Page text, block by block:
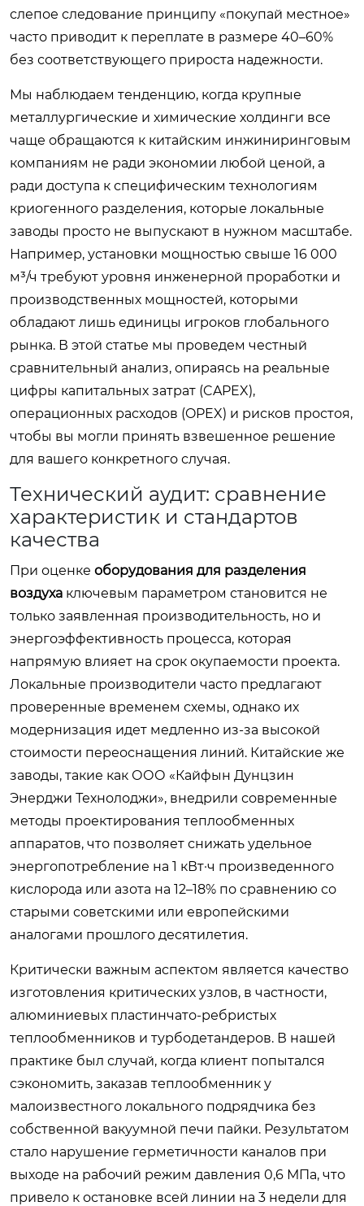
слепое следование принципу «покупай местное»
часто приводит к переплате в размере 40–60%
без соответствующего прироста надежности.
Мы наблюдаем тенденцию, когда крупные
металлургические и химические холдинги все
чаще обращаются к китайским инжиниринговым
компаниям не ради экономии любой ценой, а
ради доступа к специфическим технологиям
криогенного разделения, которые локальные
заводы просто не выпускают в нужном масштабе.
Например, установки мощностью свыше 16 000
м³/ч требуют уровня инженерной проработки и
производственных мощностей, которыми
обладают лишь единицы игроков глобального
рынка. В этой статье мы проведем честный
сравнительный анализ, опираясь на реальные
цифры капитальных затрат (CAPEX),
операционных расходов (OPEX) и рисков простоя,
чтобы вы могли принять взвешенное решение
для вашего конкретного случая.
Технический аудит: сравнение
характеристик и стандартов
качества
При оценке оборудования для разделения
воздуха ключевым параметром становится не
только заявленная производительность, но и
энергоэффективность процесса, которая
напрямую влияет на срок окупаемости проекта.
Локальные производители часто предлагают
проверенные временем схемы, однако их
модернизация идет медленно из-за высокой
стоимости переоснащения линий. Китайские же
заводы, такие как ООО «Кайфын Дунцзин
Энерджи Технолоджи», внедрили современные
методы проектирования теплообменных
аппаратов, что позволяет снижать удельное
энергопотребление на 1 кВт·ч произведенного
кислорода или азота на 12–18% по сравнению со
старыми советскими или европейскими
аналогами прошлого десятилетия.
Критически важным аспектом является качество
изготовления критических узлов, в частности,
алюминиевых пластинчато-ребристых
теплообменников и турбодетандеров. В нашей
практике был случай, когда клиент попытался
сэкономить, заказав теплообменник у
малоизвестного локального подрядчика без
собственной вакуумной печи пайки. Результатом
стало нарушение герметичности каналов при
выходе на рабочий режим давления 0,6 МПа, что
привело к остановке всей линии на 3 недели для